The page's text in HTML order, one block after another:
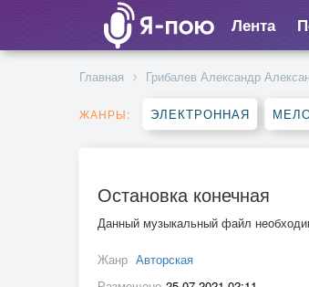
Лента
Главная Грибалев Александр
ЖАНРЫ: ЭЛЕКТРОННАЯ
Остановка конечная
Данный музыкальный файл
Жанр Авторская